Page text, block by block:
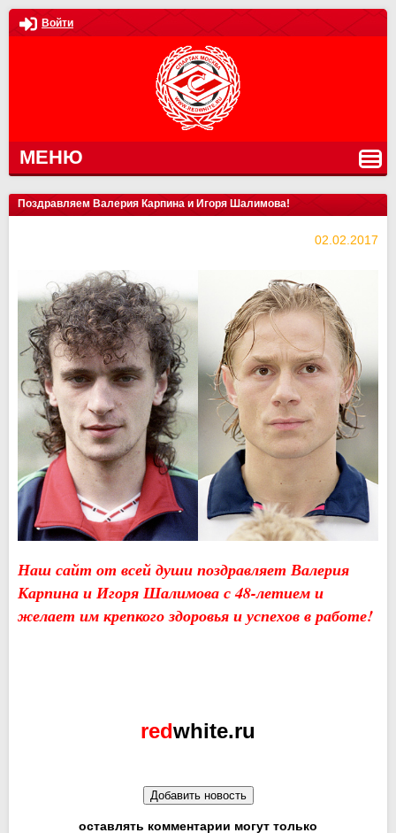
Войти
МЕНЮ
Поздравляем Валерия Карпина и Игоря Шалимова!
02.02.2017
Наш сайт от всей души поздравляет Валерия
Карпина и Игоря Шалимова с 48-летием и
желает им крепкого здоровья и успехов в работе!
redwhite.ru
оставлять комментарии могут только